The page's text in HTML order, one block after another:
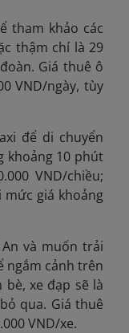
tham khảo các
thậm chí là 29
Giá thuê ô
VND/ngày, tùy
để di chuyển
khoảng 10 phút
VND/chiều;
giá khoảng
và muốn trải
ngắm cảnh trên
xe đạp sẽ là
qua. Giá thuê
VND/xe.